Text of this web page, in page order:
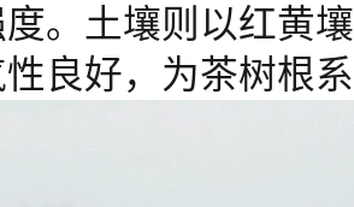
。土壤则以红黄
良好，为茶树根